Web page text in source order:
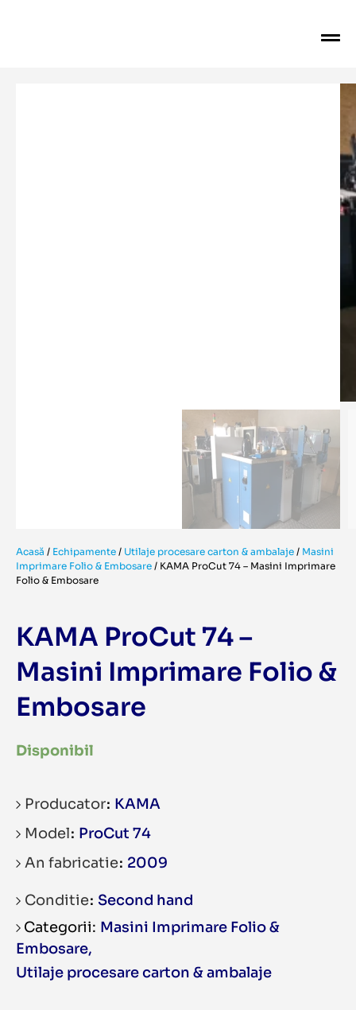
Acasă / Echipamente / Utilaje procesare carton & ambalaje / Masini
Imprimare Folio & Embosare / KAMA ProCut 74 – Masini Imprimare
Folio & Embosare
KAMA ProCut 74 –
Masini Imprimare Folio &
Embosare
Disponibil
Producator KAMA
Model ProCut 74
An fabricatie 2009
Conditie Second hand
Masini Imprimare Folio &
Embosare
,
Utilaje procesare carton & ambalaje